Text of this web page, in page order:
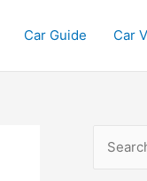
Car Guide Car